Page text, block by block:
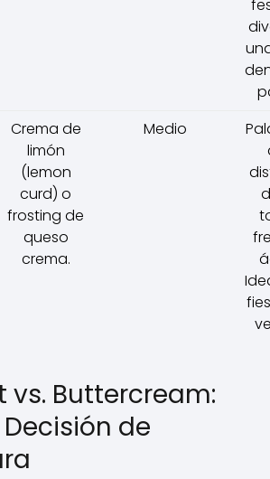
Crema de
limón
(lemon
curd) o
frosting de
queso
crema.
Medio
vs. Buttercream:
de